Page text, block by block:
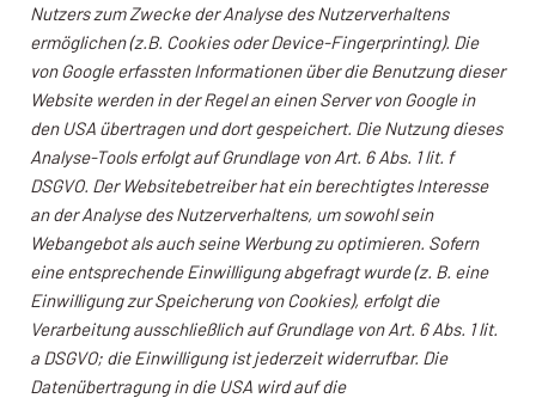
Nutzers zum Zwecke der Analyse des Nutzerverhaltens
ermöglichen (z.B. Cookies oder Device-Fingerprinting). Die
von Google erfassten Informationen über die Benutzung dieser
Website werden in der Regel an einen Server von Google in
den USA übertragen und dort gespeichert. Die Nutzung dieses
Analyse-Tools erfolgt auf Grundlage von Art. 6 Abs. 1 lit. f
DSGVO. Der Websitebetreiber hat ein berechtigtes Interesse
an der Analyse des Nutzerverhaltens, um sowohl sein
Webangebot als auch seine Werbung zu optimieren. Sofern
eine entsprechende Einwilligung abgefragt wurde (z. B. eine
Einwilligung zur Speicherung von Cookies), erfolgt die
Verarbeitung ausschließlich auf Grundlage von Art. 6 Abs. 1 lit.
a DSGVO; die Einwilligung ist jederzeit widerrufbar. Die
Datenübertragung in die USA wird auf die